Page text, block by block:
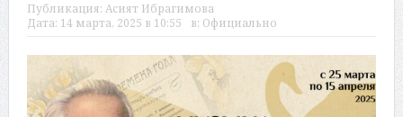
Публикация: Асият Ибрагимова
Дата: 14 марта, 2025 в 10:55 в: Официально